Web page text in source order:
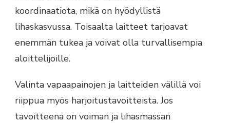
koordinaatiota, mikä on hyödyllistä
lihaskasvussa. Toisaalta laitteet tarjoavat
enemmän tukea ja voivat olla turvallisempia
aloittelijoille.
Valinta vapaapainojen ja laitteiden välillä voi
riippua myös harjoitustavoitteista. Jos
tavoitteena on voiman ja lihasmassan